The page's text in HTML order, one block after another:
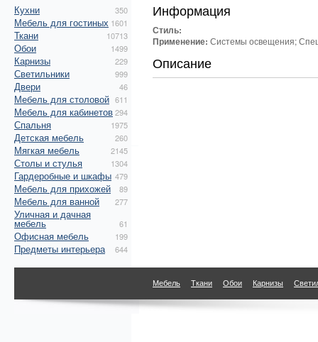
Кухни 350
Мебель для гостиных 1601
Ткани 10713
Обои 1499
Карнизы 229
Светильники 999
Двери 46
Мебель для столовой 611
Мебель для кабинетов294
Спальня 1975
Детская мебель 260
Мягкая мебель 2145
Столы и стулья 1304
Гардеробные и шкафы 479
Мебель для прихожей 89
Мебель для ванной 277
Уличная и дачная
мебель 61
Офисная мебель 199
Предметы интерьера 644
Информация
Стиль:
Применение: Системы освещения;
Описание
Мебель Ткани Обои Карнизы